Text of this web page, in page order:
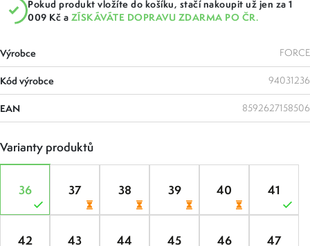
Pokud produkt vložíte do košíku, stačí nakoupit už jen za 1
009 Kč a ZÍSKÁVÁTE DOPRAVU ZDARMA PO ČR.
Výrobce FORCE
Kód výrobce 94031236
EAN 8592627158506
Varianty produktů
36 37 38 39 40 41
42 43 44 45 46 47